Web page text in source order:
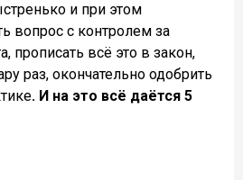
и при этом
вопрос с контролем за
прописать всё это в закон,
раз, окончательно одобрить
. И на это всё даётся 5